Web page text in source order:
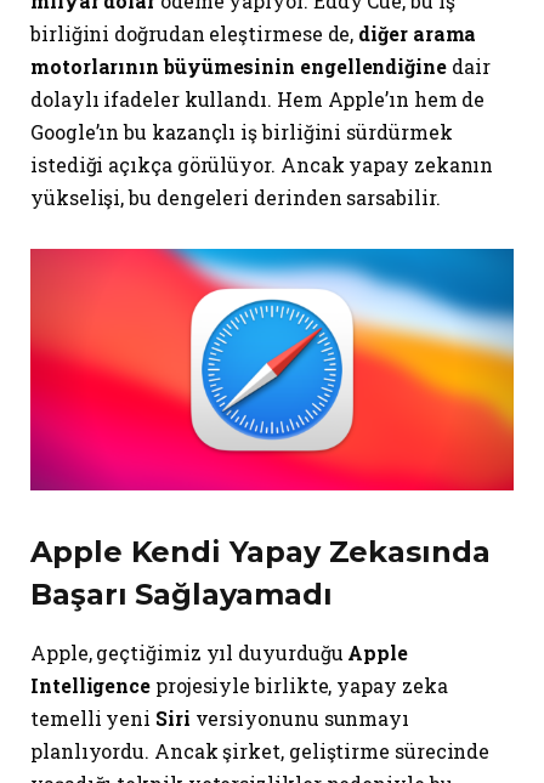
birliğini doğrudan eleştirmese de, diğer arama
motorlarının büyümesinin engellendiğinedair
dolaylı ifadeler kullandı. Hem Apple’ın hem de
Google’ın bu kazançlı iş birliğini sürdürmek
istediği açıkça görülüyor. Ancak yapay zekanın
yükselişi, bu dengeleri derinden sarsabilir.
Apple Kendi Yapay Zekasında
Başarı Sağlayamadı
Apple, geçtiğimiz yıl duyurduğu Apple
Intelligence projesiyle birlikte, yapay zeka
temelli yeni Siri versiyonunu sunmayı
planlıyordu. Ancak şirket, geliştirme sürecinde